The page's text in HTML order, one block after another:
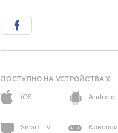
ДОСТУПНО НА УСТРОЙСТВАХ
iOS
Android
Smart TV Консоли